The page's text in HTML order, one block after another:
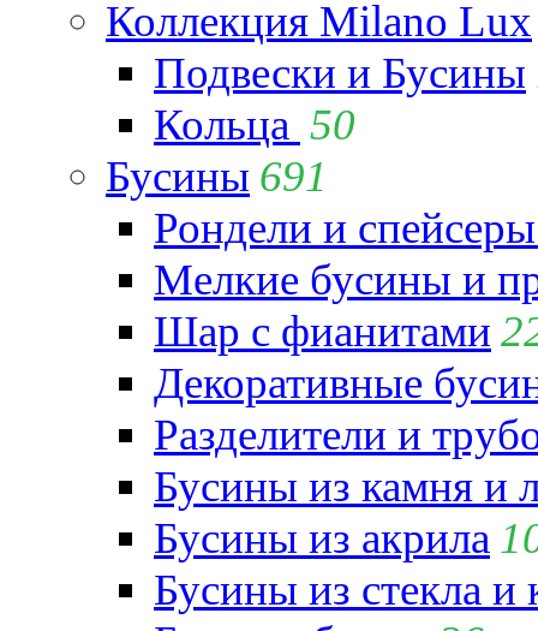
Коллекция Milano Lux
Подвески и Бусины
Кольца 50
Бусины 691
Рондели и
Мелкие бусины и
Шар с фианитами
Декоративные
Разделители и
Бусины из камня и
Бусины из акрила
Бусины из стекла и